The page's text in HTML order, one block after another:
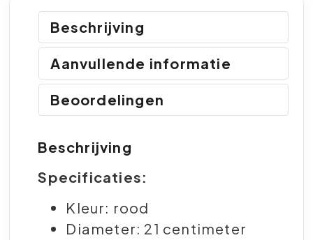
Beschrijving
Aanvullende informatie
Beoordelingen
Beschrijving
Specificaties:
Kleur: rood
Diameter: 21 centimeter